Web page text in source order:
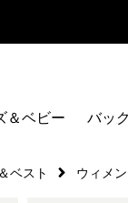
＆ベビー バッ
ベスト ウィメ